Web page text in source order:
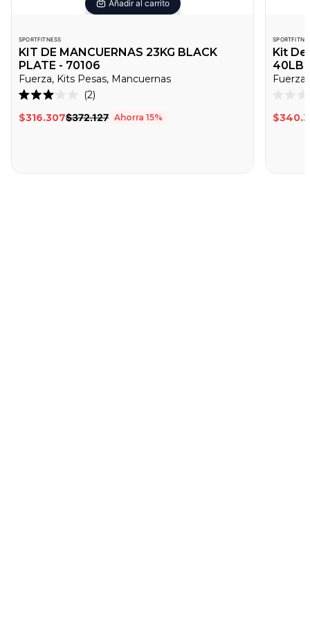
Añadir al carrito
SPORTFITNESS
KIT DE MANCUERNAS 23KG BLACK
PLATE - 70106
Fuerza, Kits Pesas, Mancuernas
Calificado
3.0
de
2
para
$316.307$372.127 Ahorra 15%
Kit De
40LB
0
de